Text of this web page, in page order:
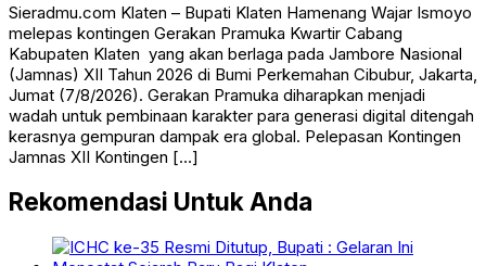
Sieradmu.com Klaten – Bupati Klaten Hamenang Wajar Ismoyo
melepas kontingen Gerakan Pramuka Kwartir Cabang
Kabupaten Klaten yang akan berlaga pada Jambore Nasional
(Jamnas) XII Tahun 2026 di Bumi Perkemahan Cibubur, Jakarta,
Jumat (7/8/2026). Gerakan Pramuka diharapkan menjadi
wadah untuk pembinaan karakter para generasi digital ditengah
kerasnya gempuran dampak era global. Pelepasan Kontingen
Jamnas XII Kontingen […]
Rekomendasi Untuk Anda